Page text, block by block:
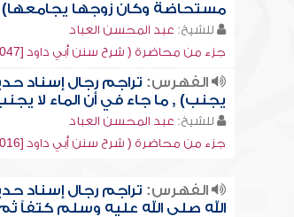
مستحاضة وكان زوجها يجامعها)
للشيخ: عبد المحسن العباد
جزء من محاضرة ( شرح سنن أبي داود [047])
الفهرس: تراجم رجال إسناد
يجنب) , ما جاء في أن الماء لا
للشيخ: عبد المحسن العباد
جزء من محاضرة ( شرح سنن أبي داود [016])
الفهرس: تراجم رجال إسناد
الله صلى الله عليه وسلم كتفاً